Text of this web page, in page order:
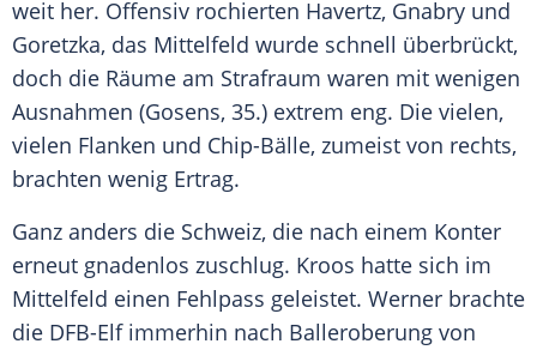
weit her. Offensiv rochierten Havertz, Gnabry und
Goretzka, das Mittelfeld wurde schnell überbrückt,
doch die Räume am Strafraum waren mit wenigen
Ausnahmen (Gosens, 35.) extrem eng. Die vielen,
vielen Flanken und Chip-Bälle, zumeist von rechts,
brachten wenig Ertrag.
Ganz anders die Schweiz, die nach einem Konter
erneut gnadenlos zuschlug. Kroos hatte sich im
Mittelfeld einen Fehlpass geleistet. Werner brachte
die DFB-Elfimmerhin nach Balleroberung von